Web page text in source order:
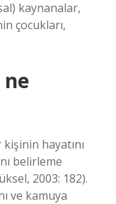
kaynanalar,
çocukları,
hayatını
belirleme
2003: 182).
ve kamuya